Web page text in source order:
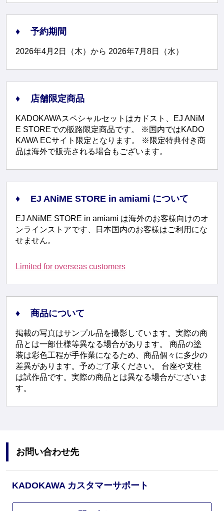
予約期間
2026年4月2日（木）から 2026年7月8日（水）
店舗限定商品
KADOKAWAスペシャルセットはカドスト、EJ ANiM
E STOREでの販路限定商品です。 ※国内ではKADO
KAWA ECサイト限定となります。 ※限定特典付き商
品は海外で販売される場合もございます。
EJ ANiME STORE in amiami について
EJ ANiME STORE in amiami は海外のお客様向けのオ
ンラインストアです、日本国内のお客様はご利用にな
せません。
Limited for overseas customers
商品について
掲載の写真はサンプル品を撮影しています。実際の商
品とは一部仕様等異なる場合があります。 商品の塗
装は彩色工程が手作業になるため、商品個々に多少の
差異があります。予めご了承ください。 台座や支柱
は試作品です。実際の商品とは異なる場合がございま
す。
お問い合わせ先
KADOKAWA カスタマーサポート